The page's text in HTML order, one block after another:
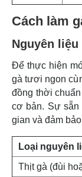
Cách làm
Nguyên
Để thực hiện
gà tươi ngon
đồng thời
cơ bản. Sự sẵn
gian và đảm
Loại nguyên
Thịt gà (đùi